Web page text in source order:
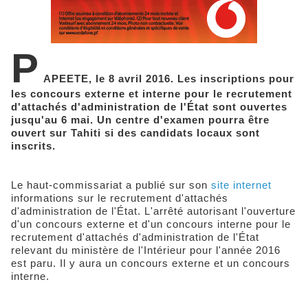
P APEETE, le 8 avril 2016. Les inscriptions pour
les concours externe et interne pour le recrutement
d'attachés d'administration de l'État sont ouvertes
jusqu'au 6 mai. Un centre d'examen pourra être
ouvert sur Tahiti si des candidats locaux sont
inscrits.
Le haut-commissariat a publié sur son site internet
informations sur le recrutement d'attachés
d'administration de l'État. L'arrêté autorisant l'ouverture
d'un concours externe et d'un concours interne pour le
recrutement d'attachés d'administration de l'État
relevant du ministère de l'Intérieur pour l'année 2016
est paru. Il y aura un concours externe et un concours
interne.